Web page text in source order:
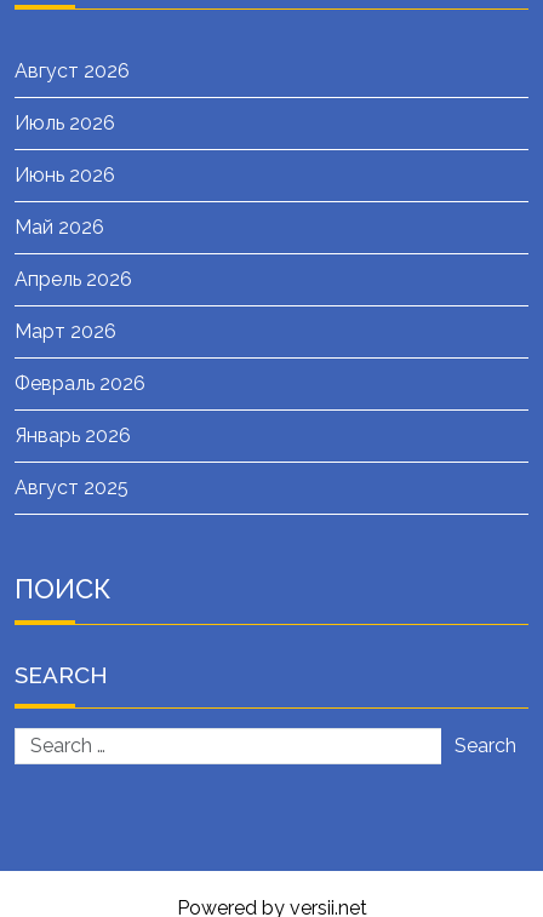
Август 2026
Июль 2026
Июнь 2026
Май 2026
Апрель 2026
Март 2026
Февраль 2026
Январь 2026
Август 2025
ПОИСК
SEARCH
Search
Powered by versii.net